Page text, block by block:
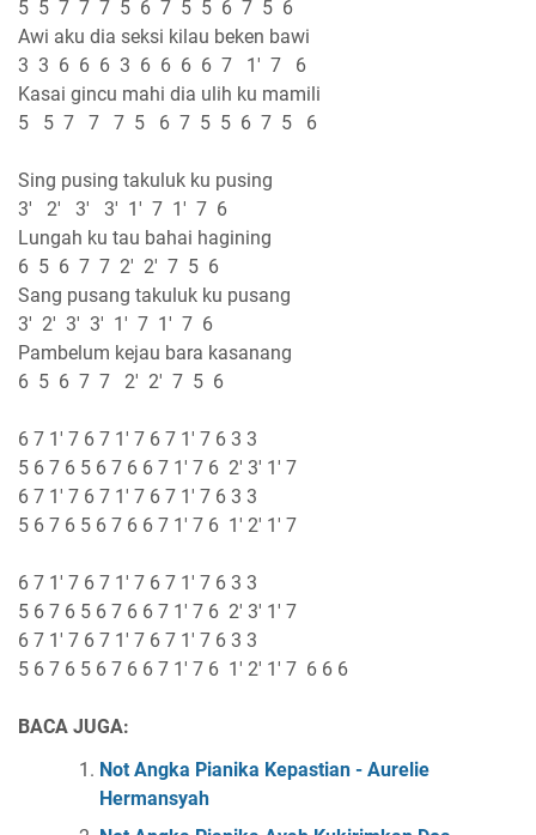
5 5 7 7 7 5 6 7 5 5 6 7 5 6
Awi aku dia seksi kilau beken bawi
3 3 6 6 6 3 6 6 6 6 7 1' 7 6
Kasai gincu mahi dia ulih ku mamili
5 5 7 7 7 5 6 7 5 5 6 7 5 6
Sing pusing takuluk ku pusing
3' 2' 3' 3' 1' 7 1' 7 6
Lungah ku tau bahai hagining
6 5 6 7 7 2' 2' 7 5 6
Sang pusang takuluk ku pusang
3' 2' 3' 3' 1' 7 1' 7 6
Pambelum kejau bara kasanang
6 5 6 7 7 2' 2' 7 5 6
6 7 1' 7 6 7 1' 7 6 7 1' 7 6 3 3
5 6 7 6 5 6 7 6 6 7 1' 7 6 2' 3' 1' 7
6 7 1' 7 6 7 1' 7 6 7 1' 7 6 3 3
5 6 7 6 5 6 7 6 6 7 1' 7 6 1' 2' 1' 7
6 7 1' 7 6 7 1' 7 6 7 1' 7 6 3 3
5 6 7 6 5 6 7 6 6 7 1' 7 6 2' 3' 1' 7
6 7 1' 7 6 7 1' 7 6 7 1' 7 6 3 3
5 6 7 6 5 6 7 6 6 7 1' 7 6 1' 2' 1' 7 6 6 6
BACA JUGA:
Not Angka Pianika Kepastian - Aurelie
Hermansyah